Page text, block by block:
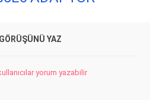
YAZ
yorum yazabilir